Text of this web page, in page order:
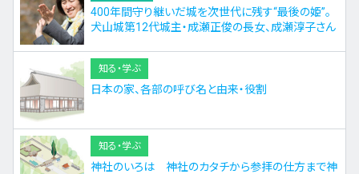
400年間守り継いだ城を次世代に残す“最後の姫”。
犬山城第12代城主・成瀬正俊の長女、成瀬淳子さん
知る・学ぶ
日本の家、各部の呼び名と由来・役割
知る・学ぶ
神社のいろは 神社のカタチから参拝の仕方まで神